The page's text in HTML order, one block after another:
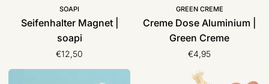
SOAPI
Seifenhalter Magnet |
soapi
€12,50
GREEN CREME
Creme Dose Aluminium |
Green Creme
€4,95
Festes